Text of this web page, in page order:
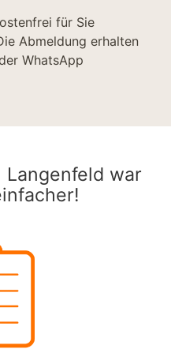
für Sie
Abmeldung erhalten
WhatsApp
war